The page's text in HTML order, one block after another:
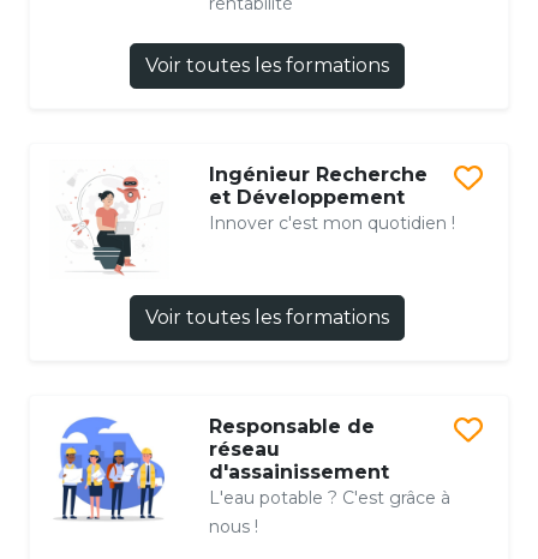
Voir toutes les formations
Ingénieur Recherche
et Développement
Innover c'est mon quotidien !
Voir toutes les formations
Responsable de
réseau
d'assainissement
L'eau potable ? C'est grâce à
nous !